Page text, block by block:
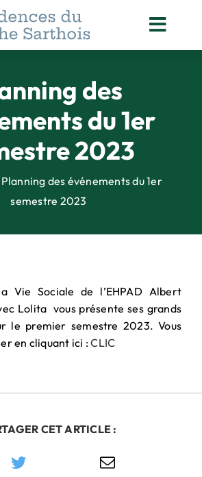
RÉSIDENTS
NOS
ACTUALITÉS
ORGANISATION
DES SOINS
ANIMATION
& VIE SOCIALE
& SÉCURITÉ
PARTENARIAT
& MÉCÉNAT
des
du 1er
2023
Planning des événements du 1er
semestre 2023
Vie Sociale de l’EHPAD Albert
Lolita vous présente ses grands
le premier semestre 2023. Vous
en cliquant ici :CLIC
CET ARTICLE :